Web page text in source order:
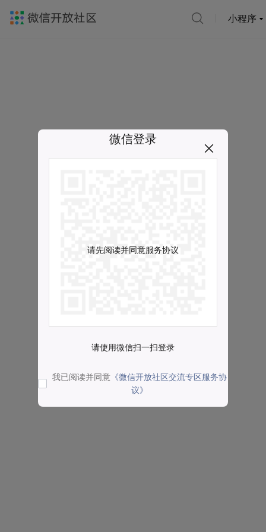
小程序
微信登录
请先阅读并同意服务协议
请使用微信扫一扫登录
我已阅读并同意 《微信开放社区交流专区服务协
议》